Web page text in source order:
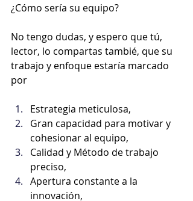
¿Cómo sería su equipo?
No tengo dudas, y espero que tú,
lector, lo compartas tambié, que su
trabajo y enfoque estaría marcado
por
Estrategia meticulosa,
Gran capacidad para motivar y
cohesionar al equipo,
Calidad y Método de trabajo
preciso,
Apertura constante a la
innovación,